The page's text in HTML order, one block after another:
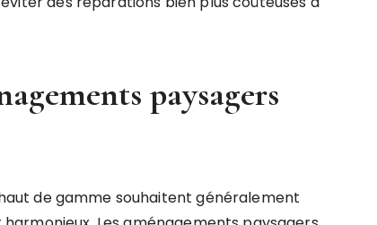
paysagers
de gamme souhaitent généralement